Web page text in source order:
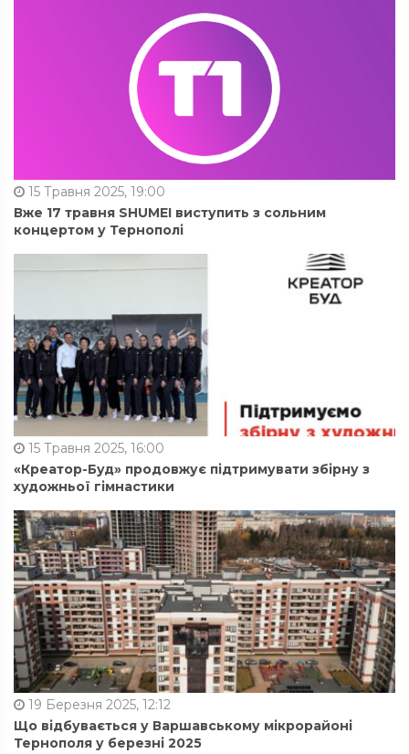
15 Травня 2025, 19:00
Вже 17 травня SHUMEI виступить з сольним
концертом у Тернополі
15 Травня 2025, 16:00
«Креатор-Буд» продовжує підтримувати збірну з
художньої гімнастики
19 Березня 2025, 12:12
Що відбувається у Варшавському мікрорайоні
Тернополя у березні 2025